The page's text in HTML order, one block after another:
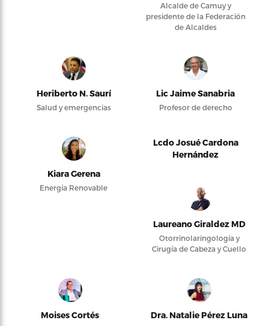
Alcalde de Camuy y
presidente de la Federación
de Alcaldes
Heriberto N. Saurí
Salud y emergencias
Lic Jaime Sanabria
Profesor de derecho
Kiara Gerena
Energía Renovable
Lcdo Josué Cardona
Hernández
Laureano Giraldez MD
Otorrinolaringología y
Cirugía de Cabeza y Cuello
Moises Cortés Dra. Natalie Pérez Luna